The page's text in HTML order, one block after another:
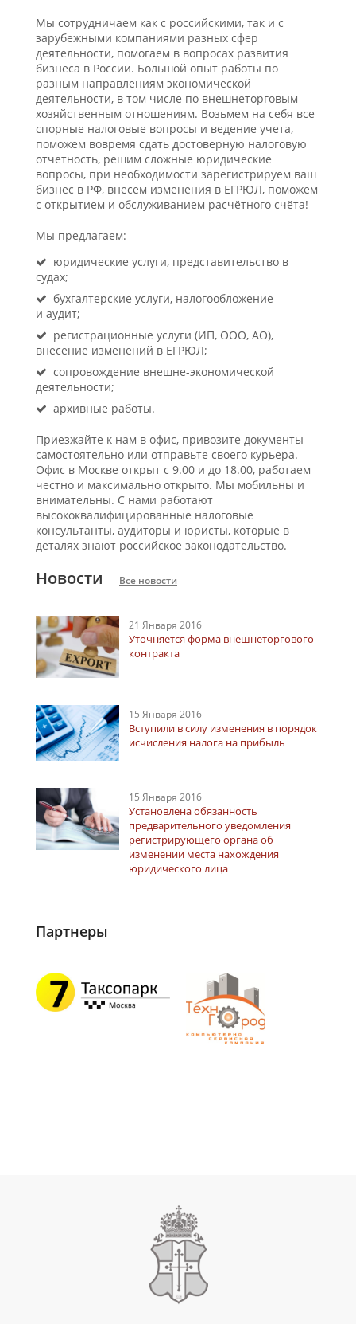
Мы сотрудничаем как с российскими, так и с
зарубежными компаниями разных сфер
деятельности, помогаем в вопросах развития
бизнеса в России. Большой опыт работы по
разным направлениям экономической
деятельности, в том числе по внешнеторговым
хозяйственным отношениям. Возьмем на себя все
спорные налоговые вопросы и ведение учета,
поможем вовремя сдать достоверную налоговую
отчетность, решим сложные юридические
вопросы, при необходимости зарегистрируем ваш
бизнес в РФ, внесем изменения в ЕГРЮЛ, поможем
с открытием и обслуживанием расчётного счёта!
Мы предлагаем:
юридические услуги, представительство в
судах;
бухгалтерские услуги, налогообложение
и аудит;
регистрационные услуги (ИП, ООО, АО),
внесение изменений в ЕГРЮЛ;
сопровождение внешне-экономической
деятельности;
архивные работы.
Приезжайте к нам в офис, привозите документы
самостоятельно или отправьте своего курьера.
Офис в Москве открыт с 9.00 и до 18.00, работаем
честно и максимально открыто. Мы мобильны и
внимательны. С нами работают
высококвалифицированные налоговые
консультанты, аудиторы и юристы, которые в
деталях знают российское законодательство.
Новости Все новости
21 Января 2016
Уточняется форма внешнеторгового
контракта
15 Января 2016
Вступили в силу изменения в порядок
исчисления налога на прибыль
15 Января 2016
Установлена обязанность
предварительного уведомления
регистрирующего органа об
изменении места нахождения
юридического лица
Партнеры